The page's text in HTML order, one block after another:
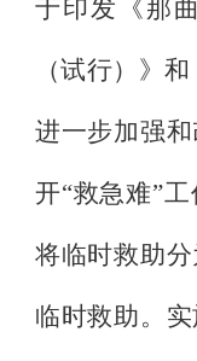
于印发《那
（试行）》
进一步加强
开“救急难”工
将临时救助
临时救助。